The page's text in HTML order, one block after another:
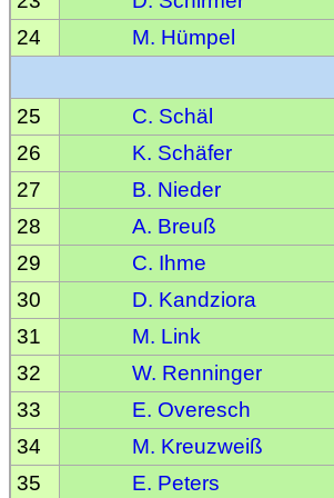
24
M. Hümpel
25
C. Schäl
26
K. Schäfer
27
B. Nieder
28
A. Breuß
29
C. Ihme
30
D. Kandziora
31
M. Link
32
W. Renninger
33
E. Overesch
34
M. Kreuzweiß
35
E. Peters